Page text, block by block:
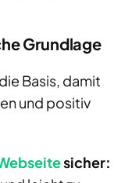
Grundlage
Basis, damit
und positiv
sicher: